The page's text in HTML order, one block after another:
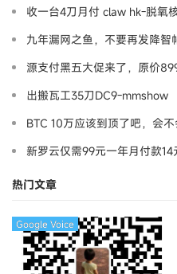
收一台4刀月付 claw hk-脱氧
九年漏网之鱼，不要再发降智
源支付黑五大促来了，原价
出搬瓦工35刀DC9-mmshow
BTC 10万应该到顶了吧，会
新罗云仅需99元一年月付款
热门文章
Google Voice